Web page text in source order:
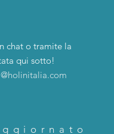
chat o tramite la
qui sotto!